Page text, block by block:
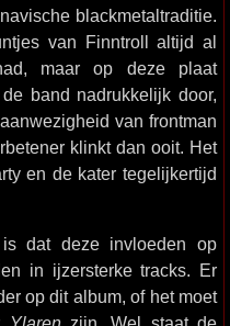
blackmetaltraditie.
van Finntroll altijd al
maar op deze plaat
band nadrukkelijk door,
van frontman
klinkt dan ooit. Het
en de kater tegelijkertijd
dat deze invloeden op
in ijzersterke tracks. Er
op dit album, of het moet